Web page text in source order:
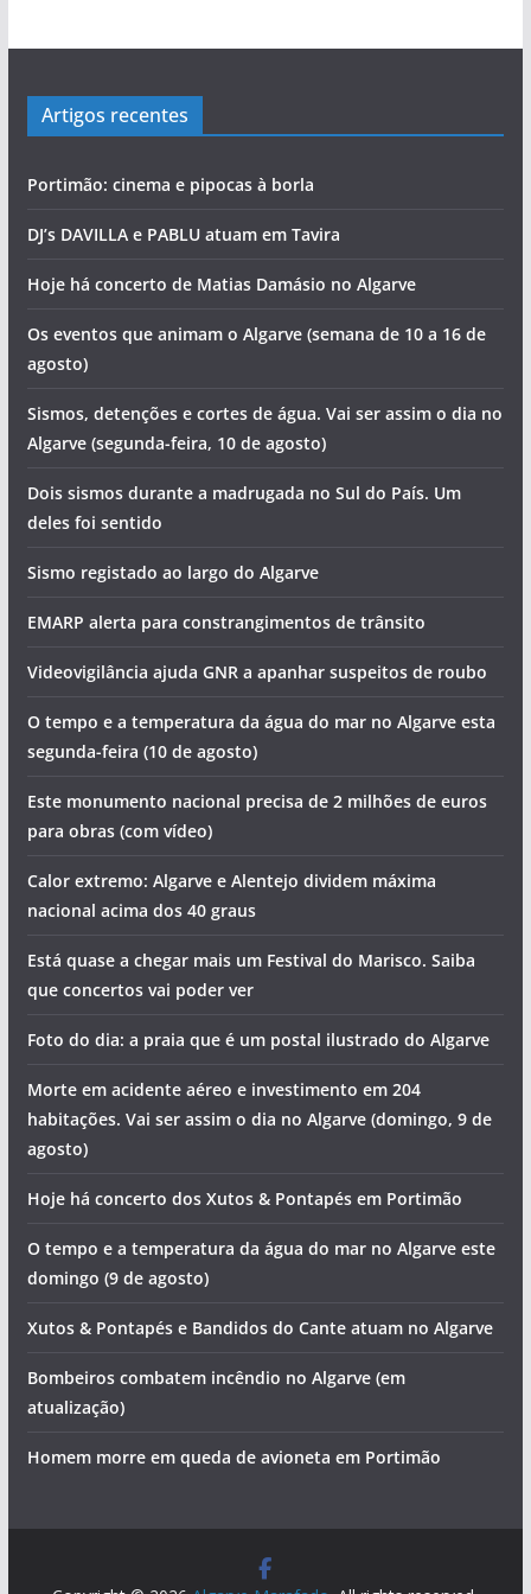
Artigos recentes
Portimão: cinema e pipocas à borla
DJ’s DAVILLA e PABLU atuam em Tavira
Hoje há concerto de Matias Damásio no Algarve
Os eventos que animam o Algarve (semana de 10 a 16 de
agosto)
Sismos, detenções e cortes de água. Vai ser assim o dia no
Algarve (segunda-feira, 10 de agosto)
Dois sismos durante a madrugada no Sul do País. Um
deles foi sentido
Sismo registado ao largo do Algarve
EMARP alerta para constrangimentos de trânsito
Videovigilância ajuda GNR a apanhar suspeitos de roubo
O tempo e a temperatura da água do mar no Algarve esta
segunda-feira (10 de agosto)
Este monumento nacional precisa de 2 milhões de euros
para obras (com vídeo)
Calor extremo: Algarve e Alentejo dividem máxima
nacional acima dos 40 graus
Está quase a chegar mais um Festival do Marisco. Saiba
que concertos vai poder ver
Foto do dia: a praia que é um postal ilustrado do Algarve
Morte em acidente aéreo e investimento em 204
habitações. Vai ser assim o dia no Algarve (domingo, 9 de
agosto)
Hoje há concerto dos Xutos & Pontapés em Portimão
O tempo e a temperatura da água do mar no Algarve este
domingo (9 de agosto)
Xutos & Pontapés e Bandidos do Cante atuam no Algarve
Bombeiros combatem incêndio no Algarve (em
atualização)
Homem morre em queda de avioneta em Portimão